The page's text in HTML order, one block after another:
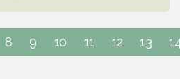
8 9 10 11 12 13